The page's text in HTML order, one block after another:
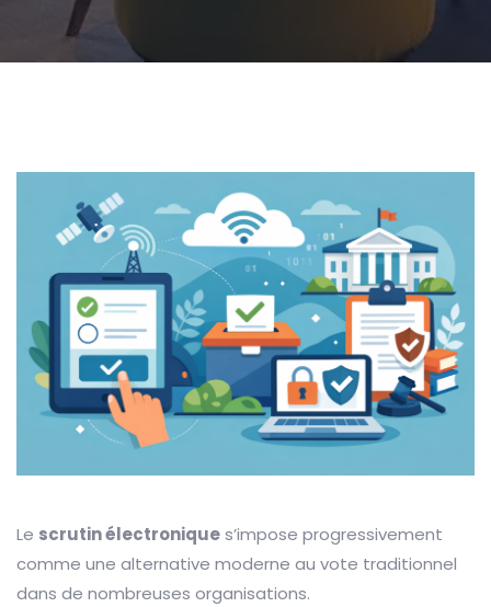
Le scrutin électroniques’impose progressivement
comme une alternative moderne au vote traditionnel
dans de nombreuses organisations.